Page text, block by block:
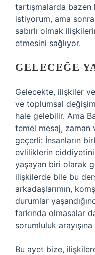
tartışmalarda
istiyorum, ama
sabırlı olmak
etmesini sağlıyor.
GELECEĞE
Gelecekte, ilişkiler
ve toplumsal
hale gelebilir. Ama
temel mesaj,
geçerli: İnsanların
evliliklerin ciddiyetini
yaşayan biri olarak
ilişkilerde bile bu
arkadaşlarımın,
durumlar
farkında olmasalar
sorumluluk
Bu ayet bize,